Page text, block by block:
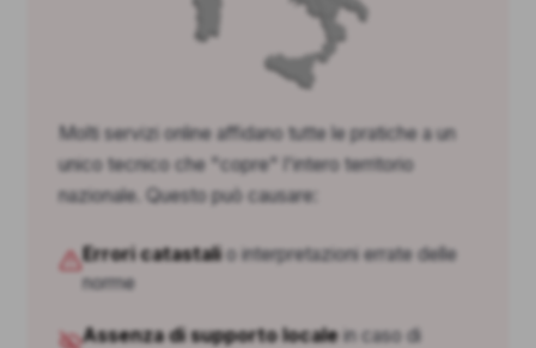
Molti servizi online affidano tutte le pratiche a un
unico tecnico che "copre" l'intero territorio
nazionale. Questo può causare:
Errori catastalio interpretazioni errate delle
norme
Assenza di supporto localein caso di